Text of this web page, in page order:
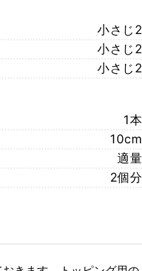
小さじ2
小さじ2
小さじ2
1本
10cm
適量
2個分